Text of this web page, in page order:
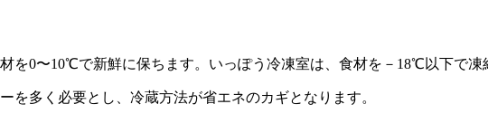
を0〜10℃で新鮮に保ちます。いっぽう冷凍室は、食材を－18℃以下で凍
多く必要とし、冷蔵方法が省エネのカギとなります。